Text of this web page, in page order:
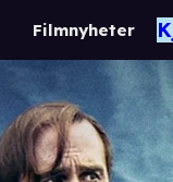
Filmnyheter